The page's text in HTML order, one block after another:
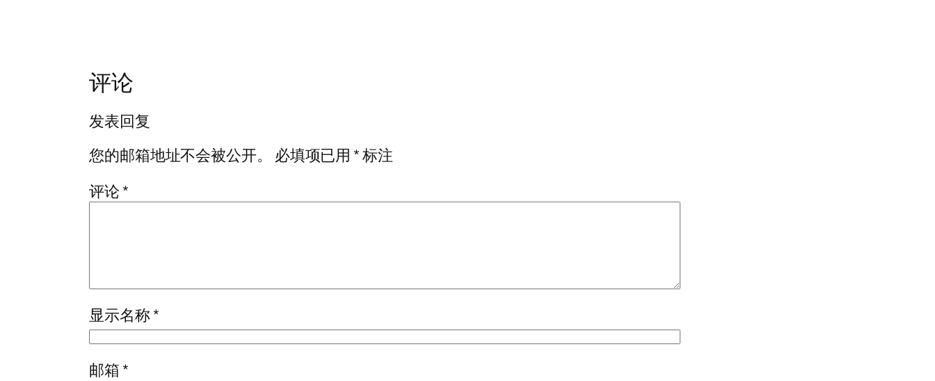
评论
发表回复
您的邮箱地址不会被公开。
必填项已用*标注
评论*
显示名称*
邮箱*